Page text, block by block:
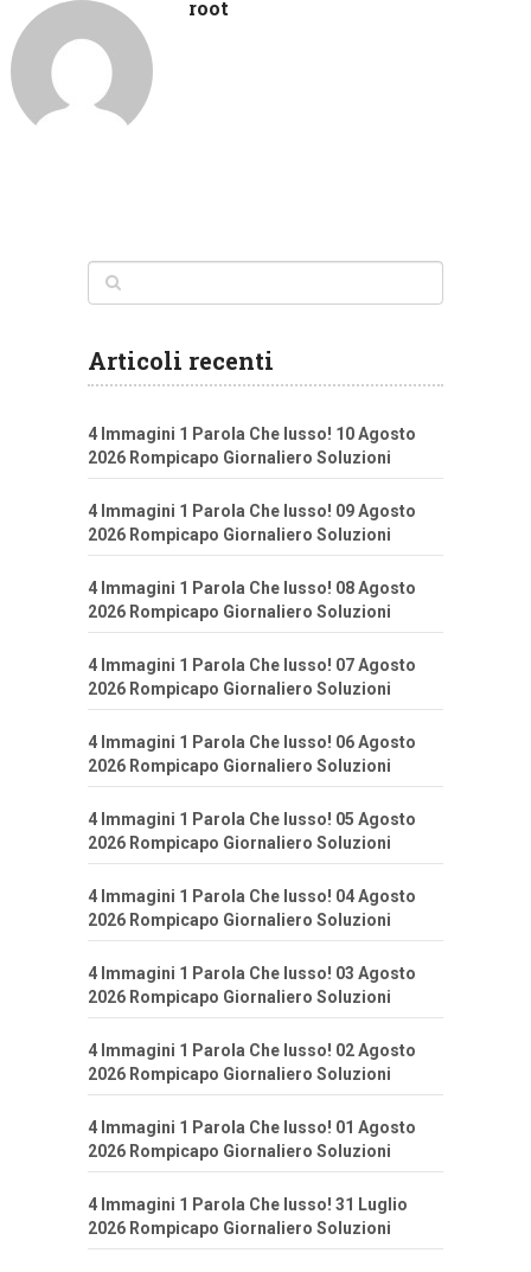
root
Articoli recenti
4 Immagini 1 Parola Che lusso! 10 Agosto
2026 Rompicapo Giornaliero Soluzioni
4 Immagini 1 Parola Che lusso! 09 Agosto
2026 Rompicapo Giornaliero Soluzioni
4 Immagini 1 Parola Che lusso! 08 Agosto
2026 Rompicapo Giornaliero Soluzioni
4 Immagini 1 Parola Che lusso! 07 Agosto
2026 Rompicapo Giornaliero Soluzioni
4 Immagini 1 Parola Che lusso! 06 Agosto
2026 Rompicapo Giornaliero Soluzioni
4 Immagini 1 Parola Che lusso! 05 Agosto
2026 Rompicapo Giornaliero Soluzioni
4 Immagini 1 Parola Che lusso! 04 Agosto
2026 Rompicapo Giornaliero Soluzioni
4 Immagini 1 Parola Che lusso! 03 Agosto
2026 Rompicapo Giornaliero Soluzioni
4 Immagini 1 Parola Che lusso! 02 Agosto
2026 Rompicapo Giornaliero Soluzioni
4 Immagini 1 Parola Che lusso! 01 Agosto
2026 Rompicapo Giornaliero Soluzioni
4 Immagini 1 Parola Che lusso! 31 Luglio
2026 Rompicapo Giornaliero Soluzioni